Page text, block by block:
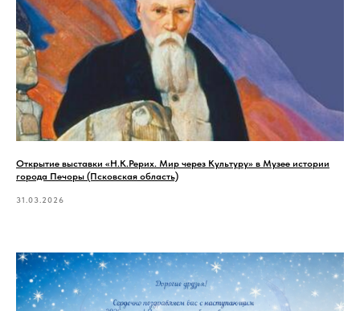
Открытие выставки «Н.К.Рерих. Мир через Культуру» в Музее истории
города Печоры (Псковская область)
31.03.2026